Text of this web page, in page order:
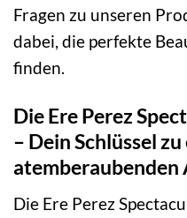
Fragen zu unseren
dabei, die perfekte
finden.
Die Ere Perez
– Dein Schlüssel
atemberaubenden
Die Ere Perez